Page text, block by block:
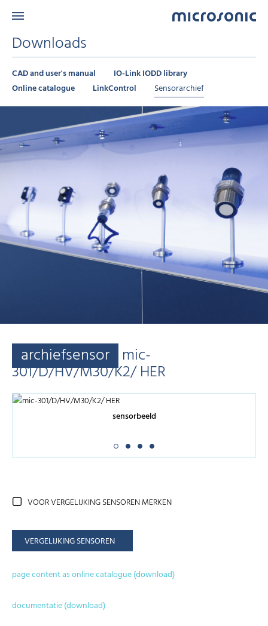
Downloads
CAD and user's manual
IO-Link IODD library
Online catalogue
LinkControl Sensorarchief
archiefsensor mic-
301/D/HV/M30/K2/ HER
sensorbeeld
VOOR VERGELIJKING SENSOREN MERKEN
VERGELIJKING SENSOREN
page content as online catalogue (download)
documentatie (download)